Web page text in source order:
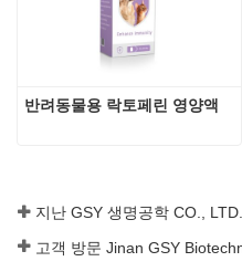
반려동물용 락토페린 영양액